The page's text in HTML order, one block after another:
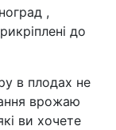
,
до
в плодах не
врожаю
ви хочете